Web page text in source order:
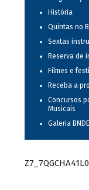
História
Quintas no
Sextas
Reserva de
Filmes e
Receba a
Concursos
Musicais
Galeria